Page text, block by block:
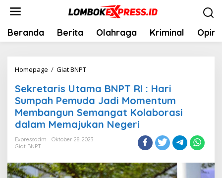
Lewati
konten
Beranda Berita Olahraga Kriminal Opini
Homepage / Giat BNPTSekretaris
BNPT
RI
:
Hari
Sumpah
Momentum
Sekretaris Utama BNPT RI : Hari
Sumpah Pemuda Jadi Momentum
Membangun Semangat Kolaborasi
dalam Memajukan Negeri
Expressadm
Oktober 28, 2023
Giat BNPT